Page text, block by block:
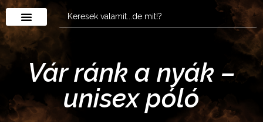
Vár ránk a nyák –
unisex póló